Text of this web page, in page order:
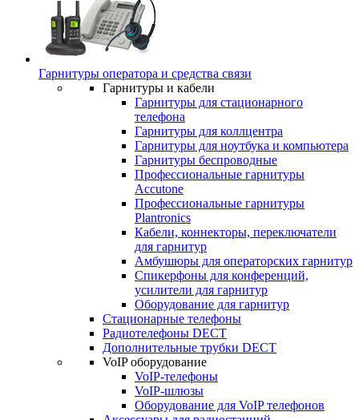
Гарнитуры оператора и средства связи
Гарнитуры и кабели
Гарнитуры для стационарного
телефона
Гарнитуры для коллцентра
Гарнитуры для ноутбука и компьютера
Гарнитуры беспроводные
Профессиональные гарнитуры
Accutone
Профессиональные гарнитуры
Plantronics
Кабели, коннекторы, переключатели
для гарнитур
Амбушюры для операторских гарнитур
Cпикерфоны для конференций,
усилители для гарнитур
Оборудование для гарнитур
Стационарные телефоны
Радиотелефоны DECT
Дополнительные трубки DECT
VoIP оборудование
VoIP-телефоны
VoIP-шлюзы
Оборудование для VoIP телефонов